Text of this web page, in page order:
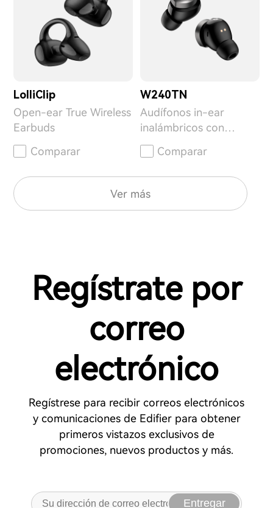
LolliClip
Open-ear True Wireless
Earbuds
Comparar
W240TN
Audífonos in-ear
inalámbricos con
cancelación de ruido
Comparar
Ver más
Regístrate por
correo
electrónico
Regístrese para recibir correos electrónicos
y comunicaciones de Edifier para obtener
primeros vistazos exclusivos de
promociones, nuevos productos y más.
Entregar